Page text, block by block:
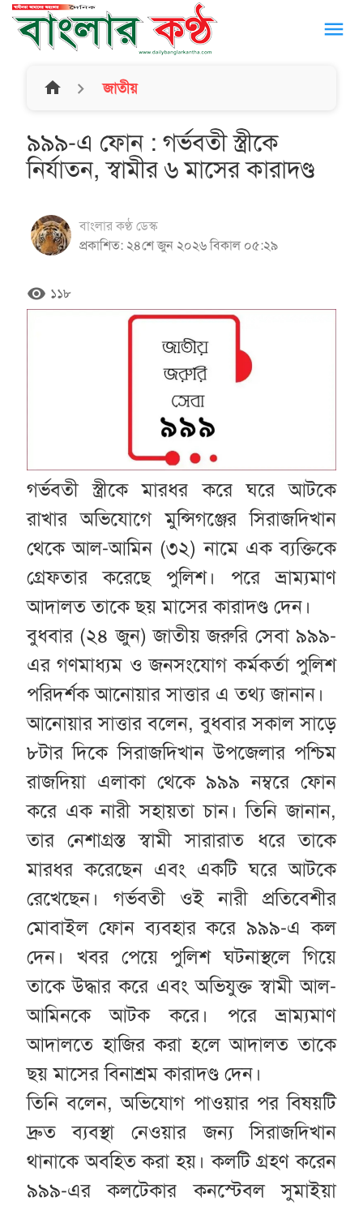
menu
home জাতীয়
৯৯৯-এ ফোন : গর্ভবতী স্ত্রীকে
নির্যাতন, স্বামীর ৬ মাসের কারাদণ্ড
বাংলার কণ্ঠ ডেস্ক
প্রকাশিত: ২৪শে জুন ২০২৬ বিকাল ০৫:২৯
remove_red_eye ১১৮
গর্ভবতী স্ত্রীকে মারধর করে ঘরে আটকে
রাখার অভিযোগে মুন্সিগঞ্জের সিরাজদিখান
থেকে আল-আমিন (৩২) নামে এক ব্যক্তিকে
গ্রেফতার করেছে পুলিশ। পরে ভ্রাম্যমাণ
আদালত তাকে ছয় মাসের কারাদণ্ড দেন।
বুধবার (২৪ জুন) জাতীয় জরুরি সেবা ৯৯৯-
এর গণমাধ্যম ও জনসংযোগ কর্মকর্তা পুলিশ
পরিদর্শক আনোয়ার সাত্তার এ তথ্য জানান।
আনোয়ার সাত্তার বলেন, বুধবার সকাল সাড়ে
৮টার দিকে সিরাজদিখান উপজেলার পশ্চিম
রাজদিয়া এলাকা থেকে ৯৯৯ নম্বরে ফোন
করে এক নারী সহায়তা চান। তিনি জানান,
তার নেশাগ্রস্ত স্বামী সারারাত ধরে তাকে
মারধর করেছেন এবং একটি ঘরে আটকে
রেখেছেন। গর্ভবতী ওই নারী প্রতিবেশীর
মোবাইল ফোন ব্যবহার করে ৯৯৯-এ কল
দেন। খবর পেয়ে পুলিশ ঘটনাস্থলে গিয়ে
তাকে উদ্ধার করে এবং অভিযুক্ত স্বামী আল-
আমিনকে আটক করে। পরে ভ্রাম্যমাণ
আদালতে হাজির করা হলে আদালত তাকে
ছয় মাসের বিনাশ্রম কারাদণ্ড দেন।
তিনি বলেন, অভিযোগ পাওয়ার পর বিষয়টি
দ্রুত ব্যবস্থা নেওয়ার জন্য সিরাজদিখান
থানাকে অবহিত করা হয়। কলটি গ্রহণ করেন
৯৯৯-এর কলটেকার কনস্টেবল সুমাইয়া